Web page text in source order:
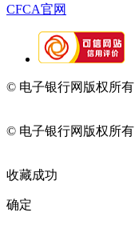
CFCA官网
© 电子银行网版权所有
© 电子银行网版权所有
收藏成功
确定